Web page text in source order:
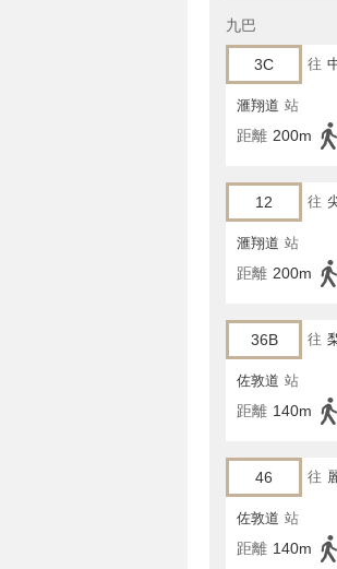
九巴
3C 往
滙翔道 站
距離 200m
12 往
滙翔道 站
距離 200m
36B 往
佐敦道 站
距離 140m
46 往
佐敦道 站
距離 140m